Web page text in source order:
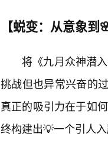
【蜕变：从意象到
将《九月众神潜
挑战但也异常兴奋的
真正的吸引力在于如
终构建出💡一个引人入